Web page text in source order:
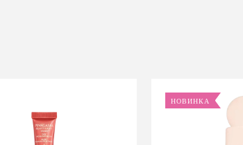
НОВИНКА